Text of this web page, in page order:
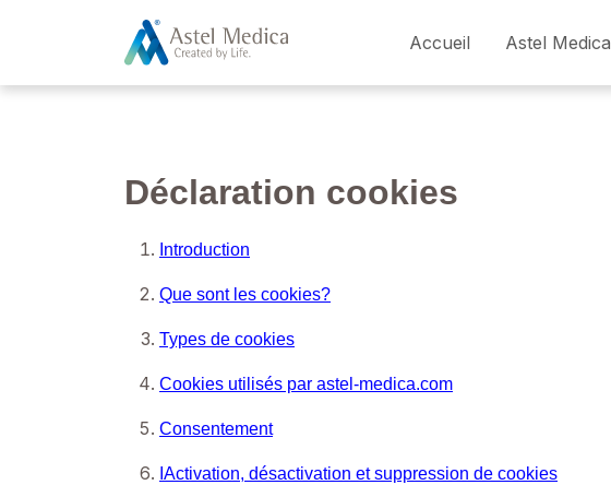
Accueil Astel Medica
Déclaration cookies
Introduction
Que sont les cookies?
Types de cookies
Cookies utilisés par astel-medica.com
Consentement
IActivation, désactivation et suppression de cookies